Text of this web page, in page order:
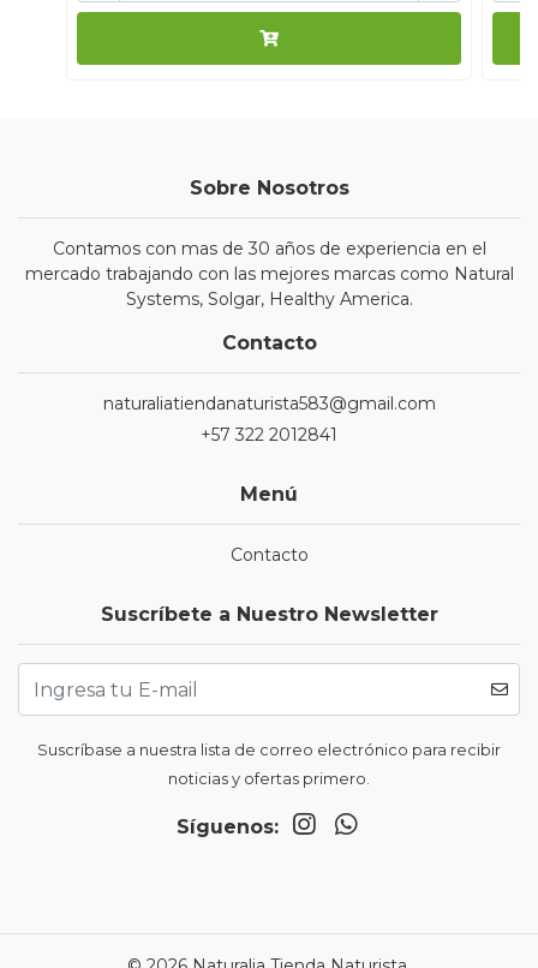
Sobre Nosotros
Contamos con mas de 30 años de experiencia en el
mercado trabajando con las mejores marcas como Natural
Systems, Solgar, Healthy America.
Contacto
naturaliatiendanaturista583@gmail.com
+57 322 2012841
Menú
Contacto
Suscríbete a Nuestro Newsletter
Suscríbase a nuestra lista de correo electrónico para recibir
noticias y ofertas primero.
Síguenos: